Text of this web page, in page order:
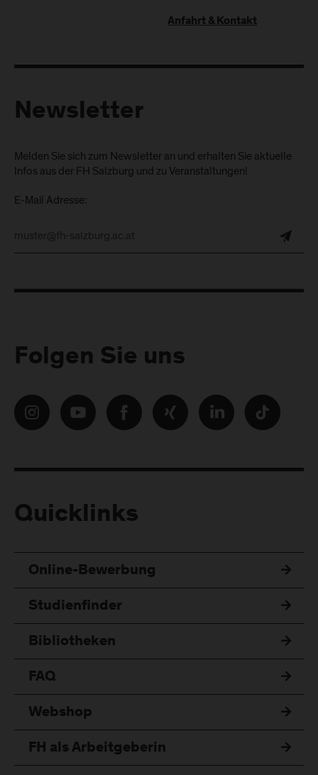
Anfahrt & Kontakt
Newsletter
Melden Sie sich zum Newsletter an und erhalten Sie aktuelle
Infos aus der FH Salzburg und zu Veranstaltungen!
E-Mail Adresse:
Folgen Sie uns
Quicklinks
Online-Bewerbung
Studienfinder
Bibliotheken
FAQ
Webshop
FH als Arbeitgeberin